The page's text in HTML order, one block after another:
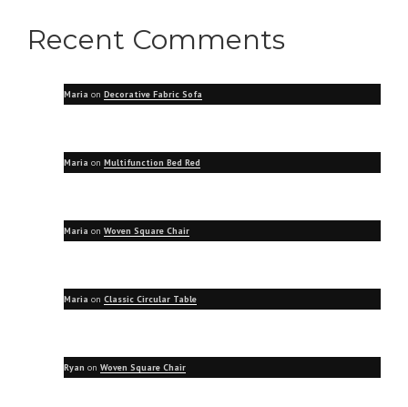
Recent Comments
Maria on Decorative Fabric Sofa
Maria on Multifunction Bed Red
Maria on Woven Square Chair
Maria on Classic Circular Table
Ryan on Woven Square Chair